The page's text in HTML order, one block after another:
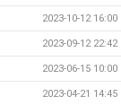
2023-10-12 16:00
2023-09-12 22:42
2023-06-15 10:00
2023-04-21 14:45